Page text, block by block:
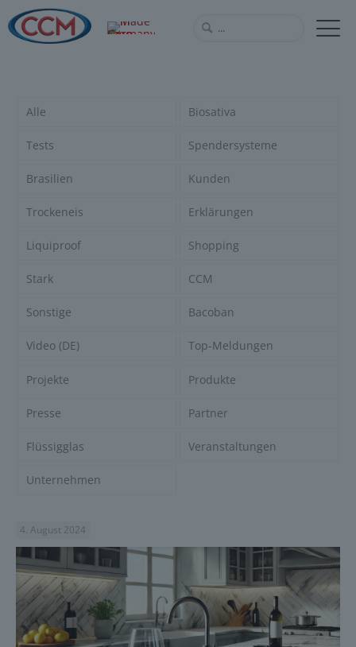
Alle Biosativa
Tests Spendersysteme
Brasilien Kunden
Trockeneis Erklärungen
Liquiproof Shopping
Stark CCM
Sonstige Bacoban
Video (DE) Top-Meldungen
Projekte Produkte
Presse Partner
Flüssigglas Veranstaltungen
Unternehmen
4. August 2024